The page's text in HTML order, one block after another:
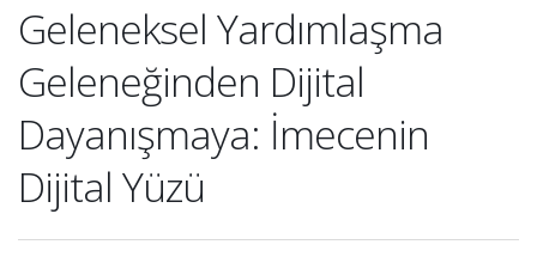
Geleneksel Yardımlaşma
Geleneğinden Dijital
Dayanışmaya: İmecenin
Dijital Yüzü